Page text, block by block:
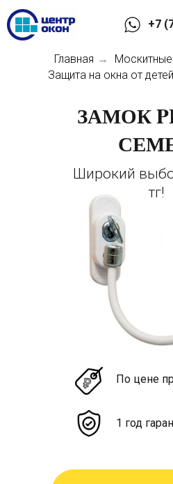
+7
Главная →
Защита на окна от детей
ЗАМОК
По цене
1 год
Широкий
тг!